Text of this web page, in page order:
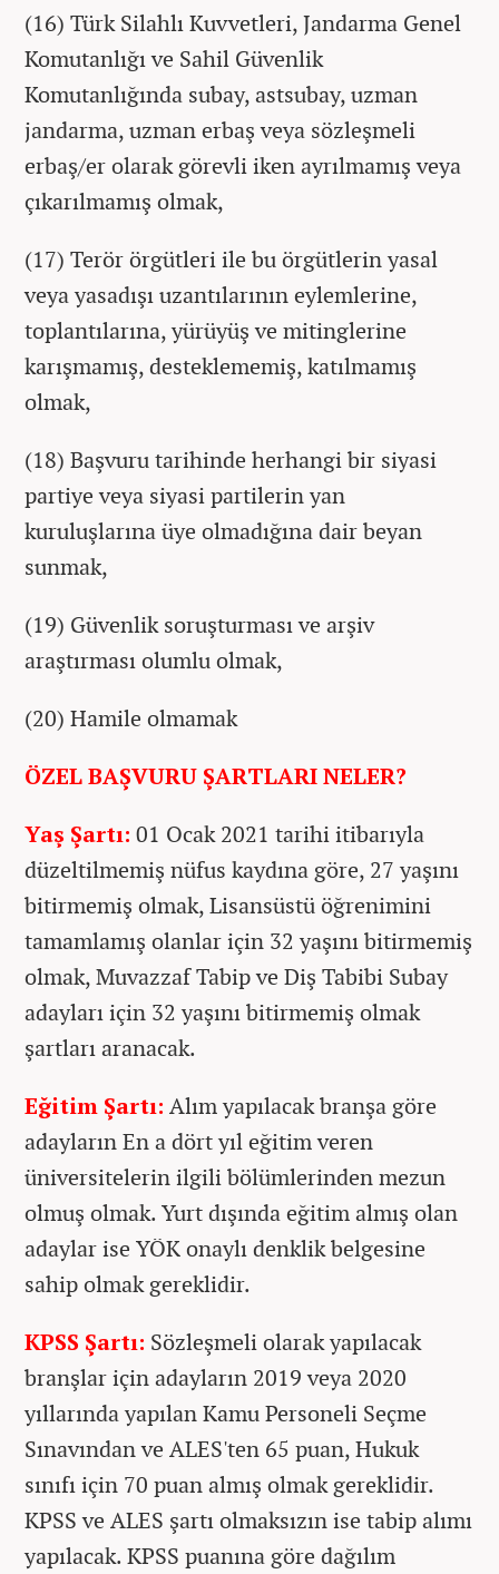
(16) Türk Silahlı Kuvvetleri, Jandarma Genel
Komutanlığı ve Sahil Güvenlik
Komutanlığında subay, astsubay, uzman
jandarma, uzman erbaş veya sözleşmeli
erbaş/er olarak görevli iken ayrılmamış veya
çıkarılmamış olmak,
(17) Terör örgütleri ile bu örgütlerin yasal
veya yasadışı uzantılarının eylemlerine,
toplantılarına, yürüyüş ve mitinglerine
karışmamış, desteklememiş, katılmamış
olmak,
(18) Başvuru tarihinde herhangi bir siyasi
partiye veya siyasi partilerin yan
kuruluşlarına üye olmadığına dair beyan
sunmak,
(19) Güvenlik soruşturması ve arşiv
araştırması olumlu olmak,
(20) Hamile olmamak
ÖZEL BAŞVURU ŞARTLARI NELER?
Yaş Şartı: 01 Ocak 2021 tarihi itibarıyla
düzeltilmemiş nüfus kaydına göre, 27 yaşını
bitirmemiş olmak, Lisansüstü öğrenimini
tamamlamış olanlar için 32 yaşını bitirmemiş
olmak, Muvazzaf Tabip ve Diş Tabibi Subay
adayları için 32 yaşını bitirmemiş olmak
şartları aranacak.
Eğitim Şartı: Alım yapılacak branşa göre
adayların En a dört yıl eğitim veren
üniversitelerin ilgili bölümlerinden mezun
olmuş olmak. Yurt dışında eğitim almış olan
adaylar ise YÖK onaylı denklik belgesine
sahip olmak gereklidir.
KPSS Şartı: Sözleşmeli olarak yapılacak
branşlar için adayların 2019 veya 2020
yıllarında yapılan Kamu Personeli Seçme
Sınavından ve ALES'ten 65 puan, Hukuk
sınıfı için 70 puan almış olmak gereklidir.
KPSS ve ALES şartı olmaksızın ise tabip alımı
yapılacak. KPSS puanına göre dağılım